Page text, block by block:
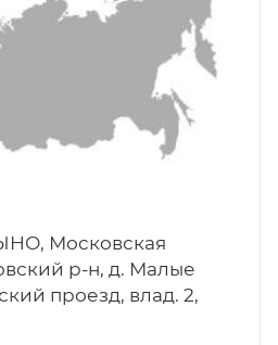
Московская
р-н, д. Малые
проезд, влад. 2,